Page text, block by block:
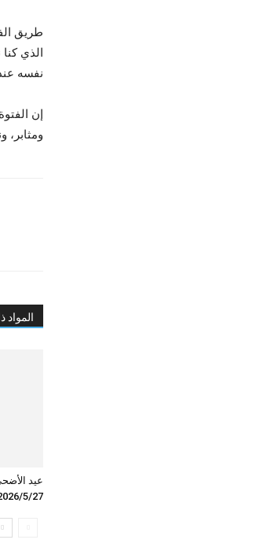
طريق
الذي
نفسه
إن
ومثابر،
المواد
عيد
5/27